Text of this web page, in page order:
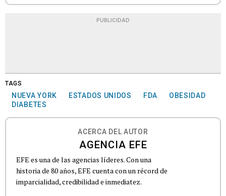
PUBLICIDAD
TAGS
NUEVA YORK ESTADOS UNIDOS FDA
OBESIDAD
DIABETES
ACERCA DEL AUTOR
AGENCIA EFE
EFE es una de las agencias líderes. Con una
historia de 80 años, EFE cuenta con un récord de
imparcialidad, credibilidad e inmediatez.